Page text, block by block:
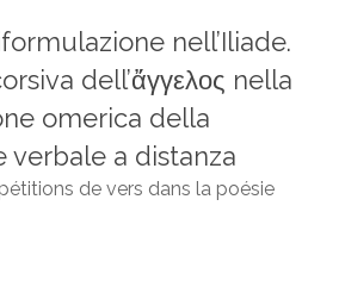
nell’Iliade.
dell’ἄγγελος nella
omerica della
verbale a distanza
de vers dans la poésie